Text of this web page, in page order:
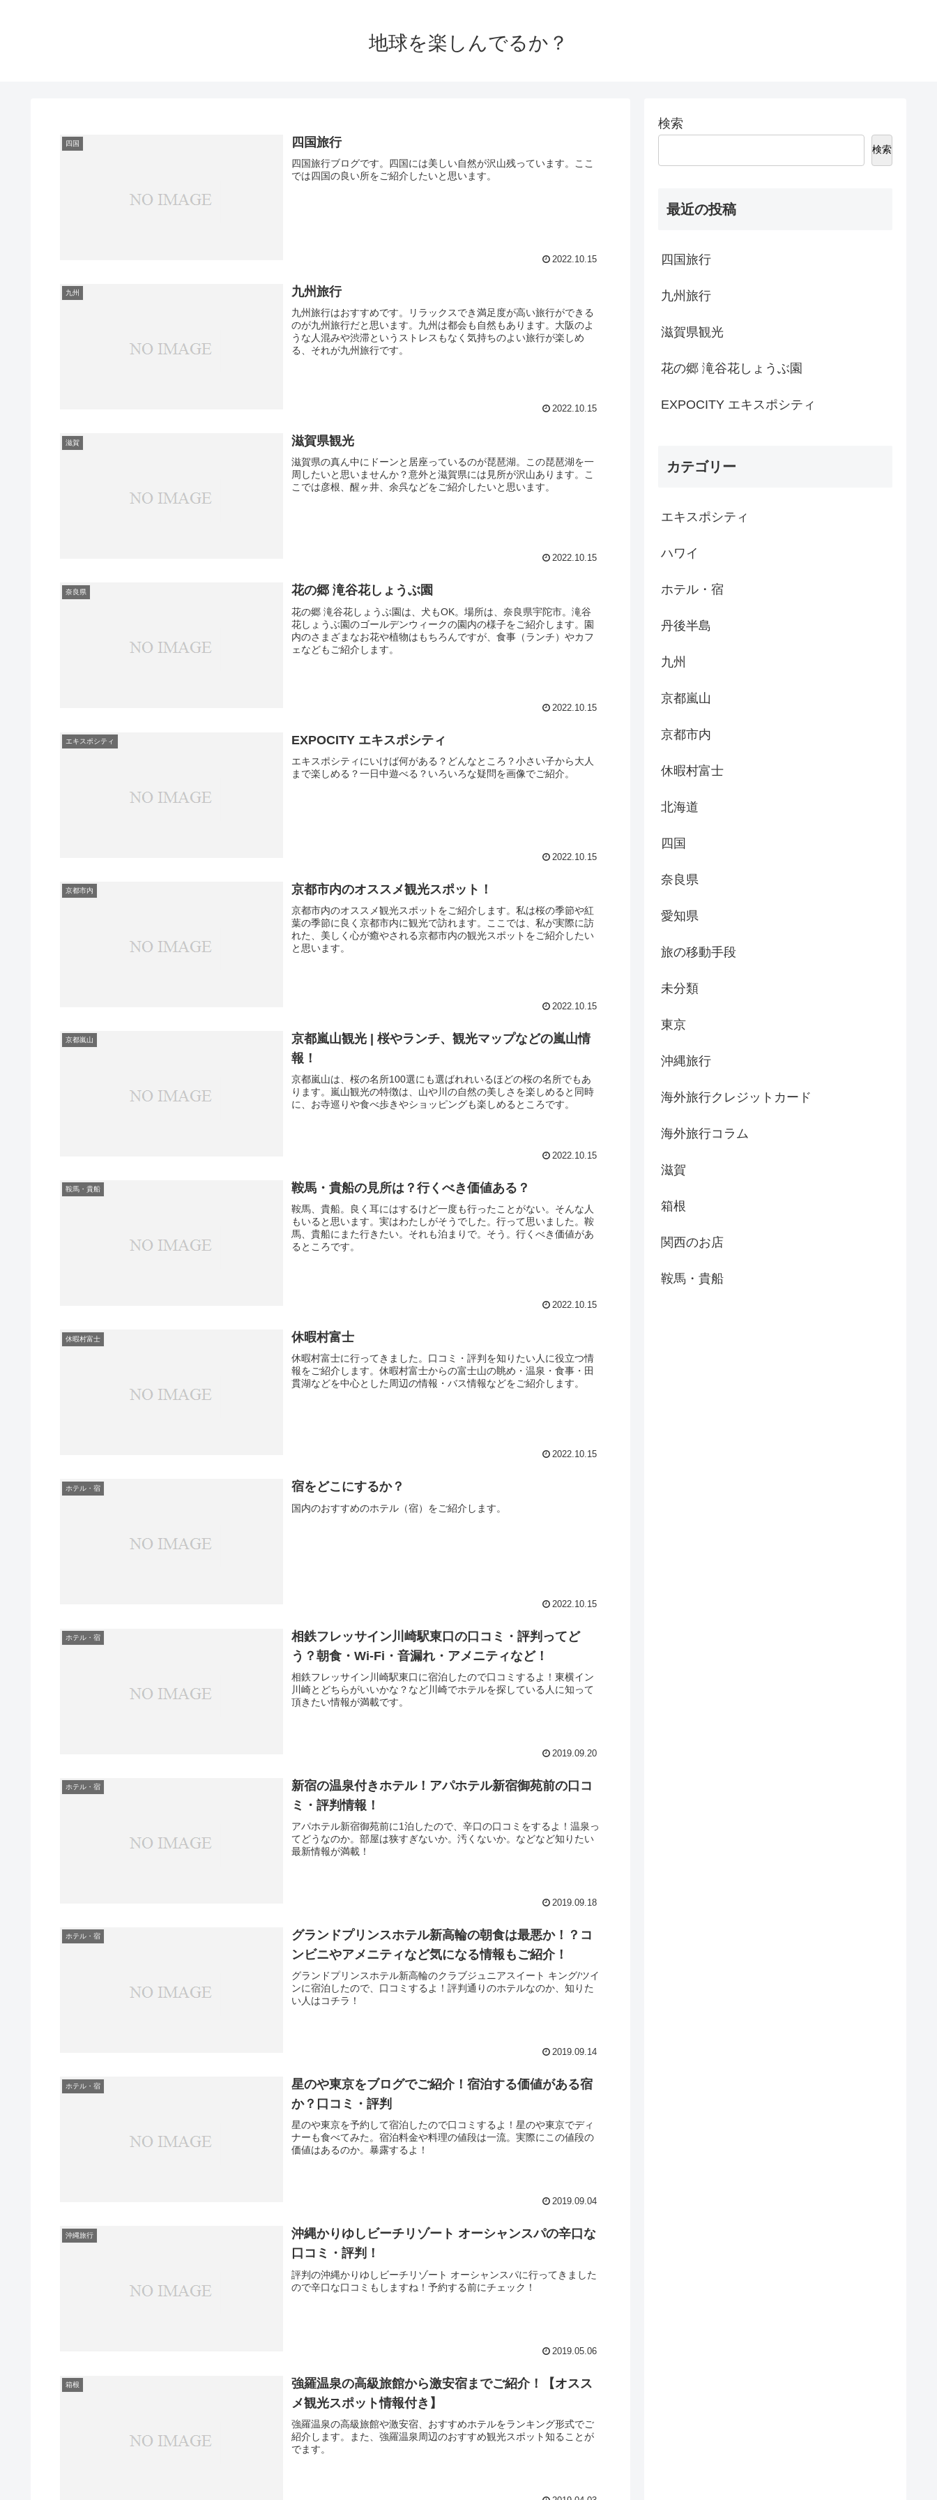
地球を楽しんでるか？
四国 四国旅行
四国旅行ブログです。四国には美しい自然が沢山残っています。ここ
では四国の良い所をご紹介したいと思います。
2022.10.15
九州 九州旅行
九州旅行はおすすめです。リラックスでき満足度が高い旅行ができる
のが九州旅行だと思います。九州は都会も自然もあります。大阪のよ
うな人混みや渋滞というストレスもなく気持ちのよい旅行が楽しめ
る、それが九州旅行です。
2022.10.15
滋賀 滋賀県観光
滋賀県の真ん中にドーンと居座っているのが琵琶湖。この琵琶湖を一
周したいと思いませんか？意外と滋賀県には見所が沢山あります。こ
こでは彦根、醒ヶ井、余呉などをご紹介したいと思います。
2022.10.15
奈良県 花の郷 滝谷花しょうぶ園
花の郷 滝谷花しょうぶ園は、犬もOK。場所は、奈良県宇陀市。滝谷
花しょうぶ園のゴールデンウィークの園内の様子をご紹介します。園
内のさまざまなお花や植物はもちろんですが、食事（ランチ）やカフ
ェなどもご紹介します。
2022.10.15
エキスポシティ EXPOCITY エキスポシティ
エキスポシティにいけば何がある？どんなところ？小さい子から大人
まで楽しめる？一日中遊べる？いろいろな疑問を画像でご紹介。
2022.10.15
京都市内 京都市内のオススメ観光スポット！
京都市内のオススメ観光スポットをご紹介します。私は桜の季節や紅
葉の季節に良く京都市内に観光で訪れます。ここでは、私が実際に訪
れた、美しく心が癒やされる京都市内の観光スポットをご紹介したい
と思います。
2022.10.15
京都嵐山
京都嵐山観光 | 桜やランチ、観光マップなどの嵐山情
報！
京都嵐山は、桜の名所100選にも選ばれれいるほどの桜の名所でもあ
ります。嵐山観光の特徴は、山や川の自然の美しさを楽しめると同時
に、お寺巡りや食べ歩きやショッピングも楽しめるところです。
2022.10.15
鞍馬・貴船 鞍馬・貴船の見所は？行くべき価値ある？
鞍馬、貴船。良く耳にはするけど一度も行ったことがない。そんな人
もいると思います。実はわたしがそうでした。行って思いました。鞍
馬、貴船にまた行きたい。それも泊まりで。そう。行くべき価値があ
るところです。
2022.10.15
休暇村富士 休暇村富士
休暇村富士に行ってきました。口コミ・評判を知りたい人に役立つ情
報をご紹介します。休暇村富士からの富士山の眺め・温泉・食事・田
貫湖などを中心とした周辺の情報・バス情報などをご紹介します。
2022.10.15
ホテル・宿 宿をどこにするか？
国内のおすすめのホテル（宿）をご紹介します。
2022.10.15
ホテル・宿
相鉄フレッサイン川崎駅東口の口コミ・評判ってど
う？朝食・Wi-Fi・音漏れ・アメニティなど！
相鉄フレッサイン川崎駅東口に宿泊したので口コミするよ！東横イン
川崎とどちらがいいかな？など川崎でホテルを探している人に知って
頂きたい情報が満載です。
2019.09.20
ホテル・宿
新宿の温泉付きホテル！アパホテル新宿御苑前の口コ
ミ・評判情報！
アパホテル新宿御苑前に1泊したので、辛口の口コミをするよ！温泉っ
てどうなのか。部屋は狭すぎないか。汚くないか。などなど知りたい
最新情報が満載！
2019.09.18
ホテル・宿
グランドプリンスホテル新高輪の朝食は最悪か！？コ
ンビニやアメニティなど気になる情報もご紹介！
グランドプリンスホテル新高輪のクラブジュニアスイート キング/ツイ
ンに宿泊したので、口コミするよ！評判通りのホテルなのか、知りた
い人はコチラ！
2019.09.14
ホテル・宿
星のや東京をブログでご紹介！宿泊する価値がある宿
か？口コミ・評判
星のや東京を予約して宿泊したので口コミするよ！星のや東京でディ
ナーも食べてみた。宿泊料金や料理の値段は一流。実際にこの値段の
価値はあるのか。暴露するよ！
2019.09.04
沖縄旅行
沖縄かりゆしビーチリゾート オーシャンスパの辛口な
口コミ・評判！
評判の沖縄かりゆしビーチリゾート オーシャンスパに行ってきました
ので辛口な口コミもしますね！予約する前にチェック！
2019.05.06
箱根
強羅温泉の高級旅館から激安宿までご紹介！【オスス
メ観光スポット情報付き】
強羅温泉の高級旅館や激安宿、おすすめホテルをランキング形式でご
紹介します。また、強羅温泉周辺のおすすめ観光スポット知ることが
でます。
検索
検索
最近の投稿
四国旅行
九州旅行
滋賀県観光
花の郷 滝谷花しょうぶ園
EXPOCITY エキスポシティ
カテゴリー
エキスポシティ
ハワイ
ホテル・宿
丹後半島
九州
京都嵐山
京都市内
休暇村富士
北海道
四国
奈良県
愛知県
旅の移動手段
未分類
東京
沖縄旅行
海外旅行クレジットカード
海外旅行コラム
滋賀
箱根
関西のお店
鞍馬・貴船